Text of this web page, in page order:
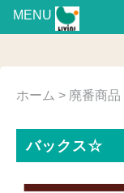
ホーム > 廃番商品
バックス☆
MENU